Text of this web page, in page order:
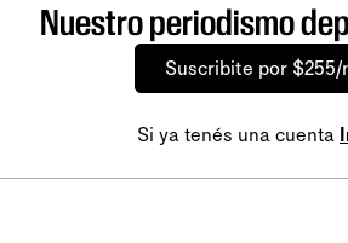
Nuestro periodismo
Suscribite por $255/
Si ya tenés una cuenta